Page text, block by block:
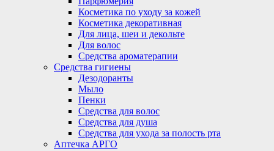
Косметика по уходу за кожей
Косметика декоративная
Для лица, шеи и декольте
Для волос
Средства ароматерапии
Средства гигиены
Дезодоранты
Мыло
Пенки
Средства для волос
Средства для душа
Средства для ухода за полость рта
Аптечка АРГО